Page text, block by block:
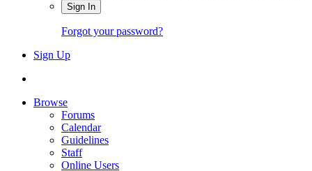
Sign In
Forgot your password?
Sign Up
Browse
Forums
Calendar
Guidelines
Staff
Online Users